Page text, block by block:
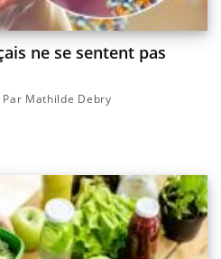
ne se sentent pas
Par Mathilde Debry